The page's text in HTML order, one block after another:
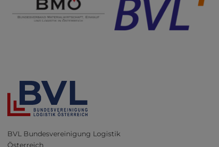
BVL Bundesvereinigung Logistik
Österreich